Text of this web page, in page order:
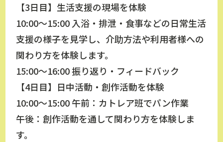
【3日目】生活支援の現場を体験
10:00～15:00 入浴・排泄・食事などの日常生活
支援の様子を見学し、介助方法や利用者様への
関わり方を体験します。
15:00～16:00 振り返り・フィードバック
【4日目】日中活動・創作活動を体験
10:00～15:00 午前：カトレア班でパン作業
午後：創作活動を通して関わり方を体験しま
す。